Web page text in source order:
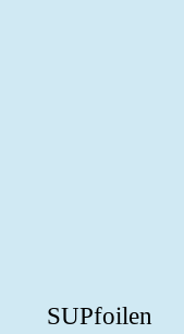
SUPfoilen